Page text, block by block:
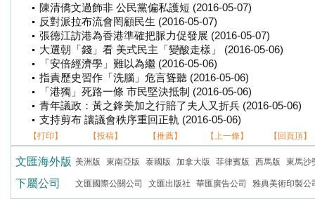
陳清僑文過飾非 公民黨偏私護短 (2016-05-07)
反對派拉布流會罔顧民生 (2016-05-07)
張德江訪港為香港準確把脈力促發展 (2016-05-07)
大選朝「錢」看 美式民主「變酸走樣」 (2016-05-06)
「安倍經濟學」難以為繼 (2016-05-06)
指責歷史習作「洗腦」危言聳聽 (2016-05-06)
「港獨」死路一條 市民堅決抵制 (2016-05-06)
青年議政：黃之鋒美加之行賠了夫人又折兵 (2016-05-06)
支持剪布 讓議會秩序重回正軌 (2016-05-06)
【打印】 【投稿】 【推薦】 【上一條】 【回頁頂】
文匯海外版 美洲版 東南亞版 泰國版 加拿大版 菲律賓版 西馬版 東馬沙
下屬公司 文匯國際公關公司 文匯出版社 華匯廣告公司 雅典美術印製公